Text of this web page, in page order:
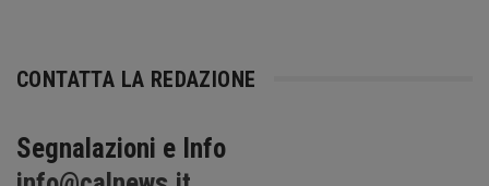
CONTATTA LA REDAZIONE
Segnalazioni e Info